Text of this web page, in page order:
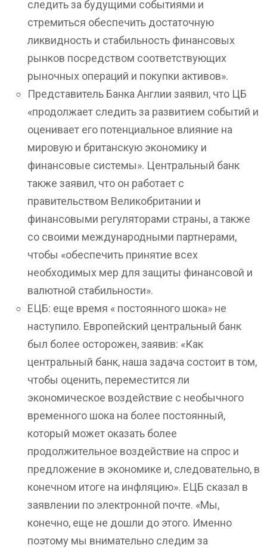
следить за будущими событиями и
стремиться обеспечить достаточную
ликвидность и стабильность финансовых
рынков посредством соответствующих
рыночных операций и покупки активов».
Представитель Банка Англии заявил, что ЦБ
«продолжает следить за развитием событий и
оценивает его потенциальное влияние на
мировую и британскую экономику и
финансовые системы». Центральный банк
также заявил, что он работает с
правительством Великобритании и
финансовыми регуляторами страны, а также
со своими международными партнерами,
чтобы «обеспечить принятие всех
необходимых мер для защиты финансовой и
валютной стабильности».
ЕЦБ: еще время « постоянного шока» не
наступило. Европейский центральный банк
был более осторожен, заявив: «Как
центральный банк, наша задача состоит в том,
чтобы оценить, переместится ли
экономическое воздействие с необычного
временного шока на более постоянный,
который может оказать более
продолжительное воздействие на спрос и
предложение в экономике и, следовательно, в
конечном итоге на инфляцию». ЕЦБ сказал в
заявлении по электронной почте. «Мы,
конечно, еще не дошли до этого. Именно
поэтому мы внимательно следим за